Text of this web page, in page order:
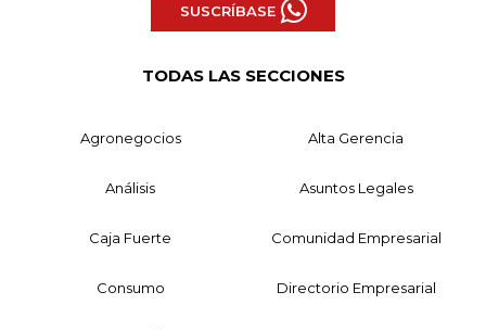
SUSCRÍBASE
TODAS LAS SECCIONES
Agronegocios Alta Gerencia
Análisis Asuntos Legales
Caja Fuerte Comunidad Empresarial
Consumo Directorio Empresarial